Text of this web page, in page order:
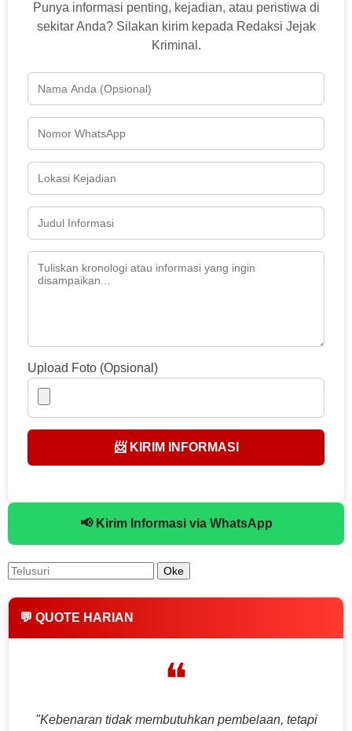
Punya informasi penting, kejadian, atau peristiwa di
sekitar Anda? Silakan kirim kepada Redaksi Jejak
Kriminal.
Upload Foto (Opsional)
📨 KIRIM INFORMASI
📢 Kirim Informasi via WhatsApp
💬 QUOTE HARIAN
❝
"Kebenaran tidak membutuhkan pembelaan, tetapi